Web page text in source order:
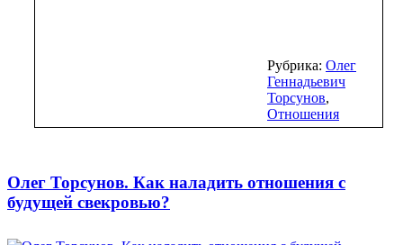
Рубрика: Олег
Геннадьевич
Торсунов,
Отношения
Олег Торсунов. Как наладить отношения с
будущей свекровью?